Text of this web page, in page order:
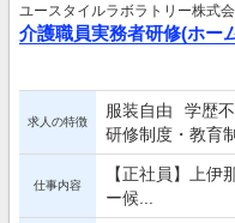
ユースタイルラボラトリー株式
介護職員実務者研修(ホー
求人の特徴
服装自由 学歴
研修制度・教育
仕事内容
【正社員】上伊
ー候...